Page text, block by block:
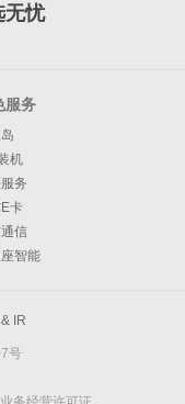
无忧
服务
机
务
卡
信
智能
IR
号